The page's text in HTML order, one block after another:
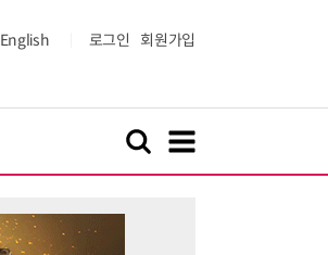
English 로그인 회원가입